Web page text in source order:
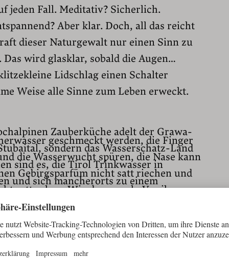
jeden Fall. Meditativ? Sicherlich.
Aber klar. Doch, all das reicht
dieser Naturgewalt nur einen Sinn zu
wird glasklar, sobald die Augen
Lidschlag einen Schalter
Weise alle Sinne zum Leben erweckt.
geschmeckt werden, die Finger
die Wasserwucht spüren, die Nase kann
Gebirgsparfüm nicht satt riechen und
satt sehen. Wie denn auch. Vor ihnen
Wasserfalls über 180 Meter in die
gesellt sich in ureigenem Takt
Zischen. Wasserwolken und Sprühnebel
tausende kleine Regenbögen und nie, gar
Zauberküche adelt der Grawa-
sondern das Wasserschatz-Land
sind es, die Tirol Trinkwasser in
und sich mancherorts zu einem
85 Metern der breiteste Wasserfall